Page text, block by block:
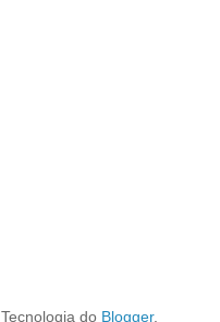
Tecnologia do Blogger.